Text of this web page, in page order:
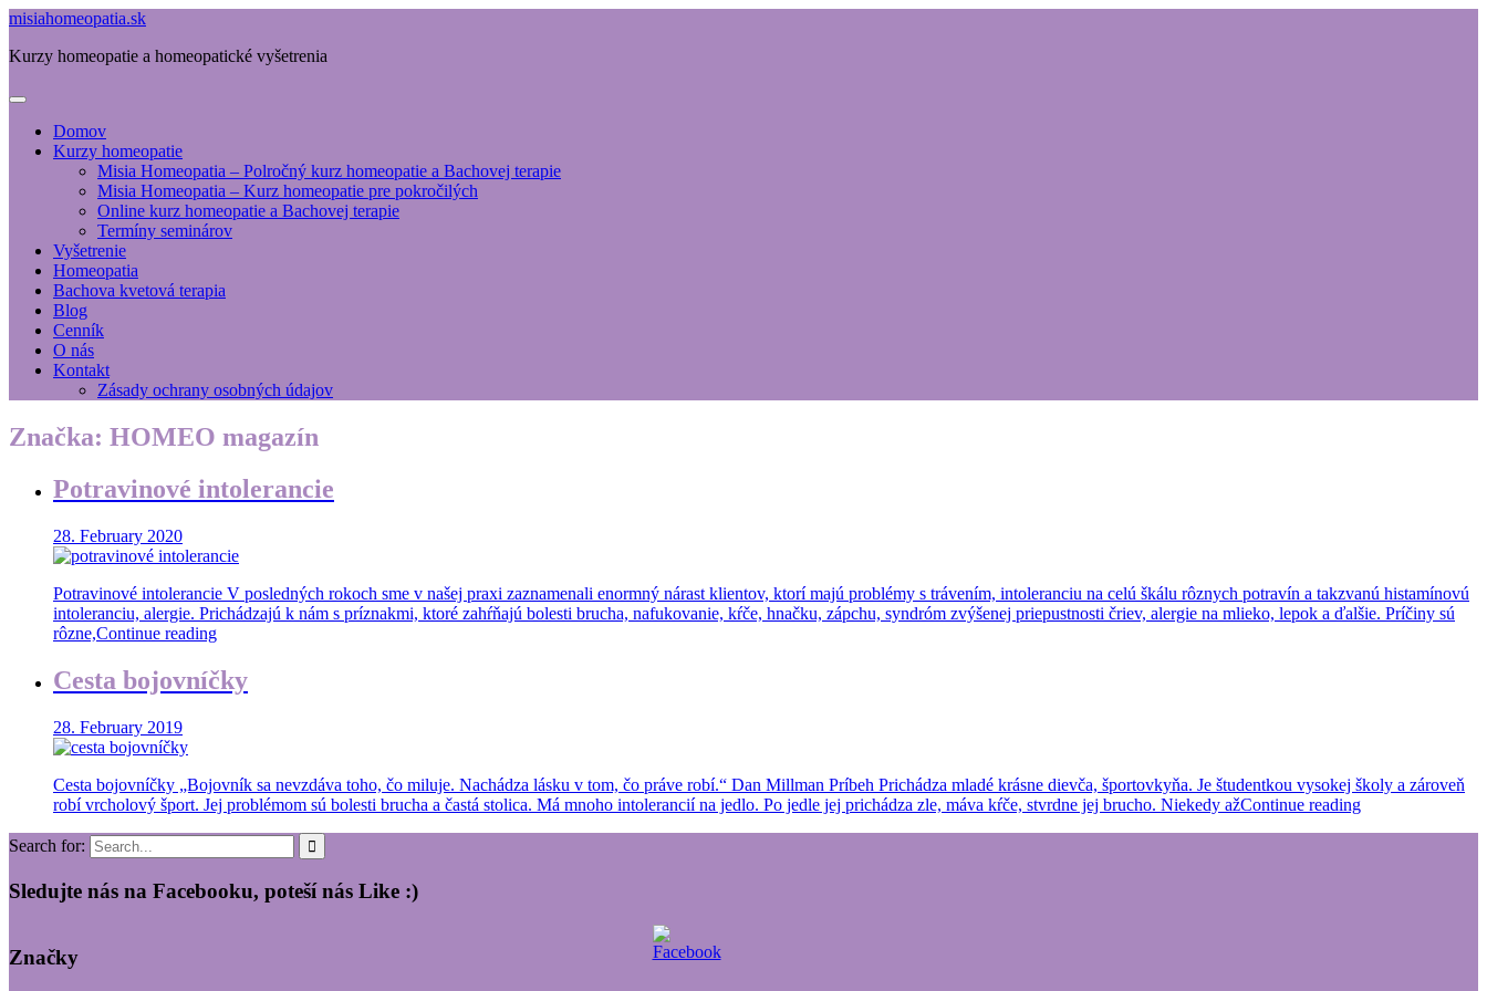
misiahomeopatia.sk
Kurzy homeopatie a homeopatické vyšetrenia
Domov
Kurzy homeopatie
Misia Homeopatia – Polročný kurz homeopatie a Bachovej terapie
Misia Homeopatia – Kurz homeopatie pre pokročilých
Online kurz homeopatie a Bachovej terapie
Termíny seminárov
Vyšetrenie
Homeopatia
Bachova kvetová terapia
Blog
Cenník
O nás
Kontakt
Zásady ochrany osobných údajov
Značka: HOMEO magazín
Potravinové intolerancie
28. February 2020
Potravinové intolerancie V posledných rokoch sme v našej praxi zaznamenali enormný nárast klientov, ktorí majú problémy s trávením, intoleranciu na celú škálu rôznych potravín a takzvanú histamínovú
intoleranciu, alergie. Prichádzajú k nám s príznakmi, ktoré zahŕňajú bolesti brucha, nafukovanie, kŕče, hnačku, zápchu, syndróm zvýšenej priepustnosti čriev, alergie na mlieko, lepok a ďalšie. Príčiny sú
rôzne,Continue reading
Cesta bojovníčky
28. February 2019
Cesta bojovníčky „Bojovník sa nevzdáva toho, čo miluje. Nachádza lásku v tom, čo práve robí.“ Dan Millman Príbeh Prichádza mladé krásne dievča, športovkyňa. Je študentkou vysokej školy a zároveň
robí vrcholový šport. Jej problémom sú bolesti brucha a častá stolica. Má mnoho intolerancií na jedlo. Po jedle jej prichádza zle, máva kŕče, stvrdne jej brucho. Niekedy ažContinue reading
Search for:
Sledujte nás na Facebooku, poteší nás Like :)
Značky